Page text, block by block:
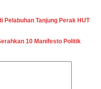
Pelabuhan Tanjung Perak HUT
10 Manifesto Politik